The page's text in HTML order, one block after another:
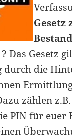
Gesetz
Das Gesetz
durch die
zählen z.B.
PIN für euer